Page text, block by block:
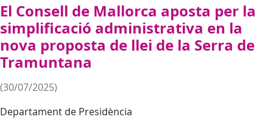
El Consell de Mallorca aposta per la
simplificació administrativa en la
nova proposta de llei de la Serra de
Tramuntana
(30/07/2025)
Departament de Presidència